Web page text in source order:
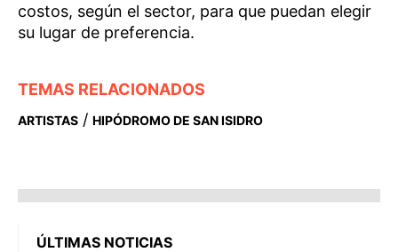
costos, según el sector, para que puedan elegir
su lugar de preferencia.
TEMAS RELACIONADOS
ARTISTAS / HIPÓDROMO DE SAN ISIDRO
ÚLTIMAS NOTICIAS